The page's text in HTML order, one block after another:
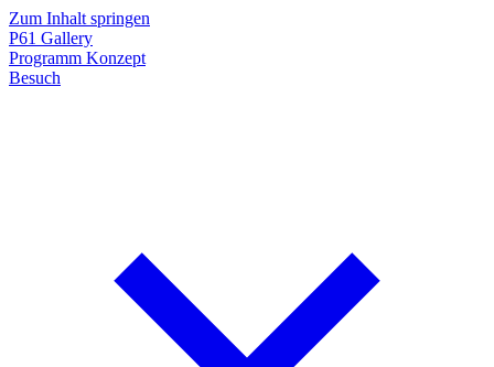
Zum Inhalt springen
P61 Gallery
Programm Konzept
Besuch